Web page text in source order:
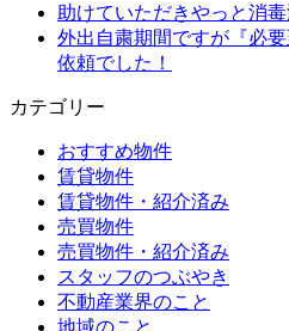
助けていただきやっと消
外出自粛期間ですが『必
依頼でした！
カテゴリー
おすすめ物件
賃貸物件
賃貸物件・紹介済み
売買物件
売買物件・紹介済み
スタッフのつぶやき
不動産業界のこと
地域のこと